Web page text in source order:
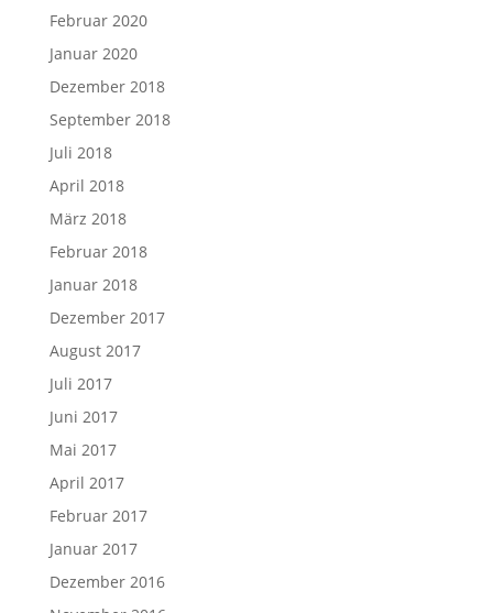
Februar 2020
Januar 2020
Dezember 2018
September 2018
Juli 2018
April 2018
März 2018
Februar 2018
Januar 2018
Dezember 2017
August 2017
Juli 2017
Juni 2017
Mai 2017
April 2017
Februar 2017
Januar 2017
Dezember 2016